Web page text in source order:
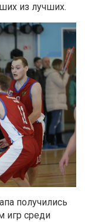
из лучших.
получились
игр среди